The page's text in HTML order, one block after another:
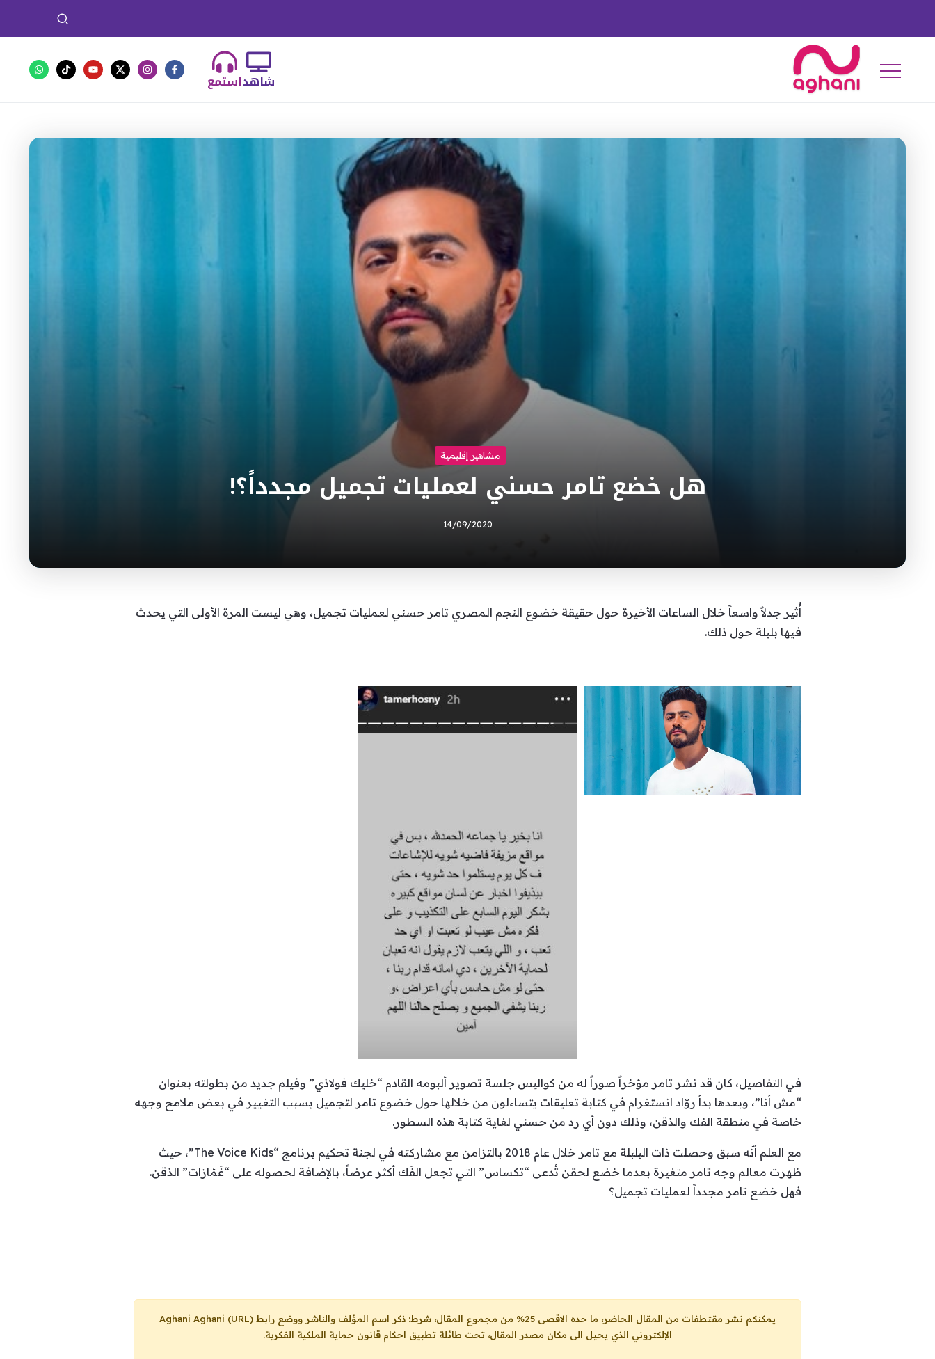
استمعشاهد
مشاهير إقليمية
هل خضع تامر حسني لعمليات تجميل مجدداً؟!
14/09/2020
أُثير جدلاً واسعاً خلال الساعات الأخيرة حول حقيقة خضوع النجم المصري تامر حسني لعمليات تجميل، وهي ليست المرة الأولى التي يحدث
فيها بلبلة حول ذلك.
في التفاصيل، كان قد نشر تامر مؤخراً صوراً له من كواليس جلسة تصوير ألبومه القادم “خليك فولاذي” وفيلم جديد من بطولته بعنوان
“مش أنا”، وبعدها بدأ روّاد انستغرام في كتابة تعليقات يتساءلون من خلالها حول خضوع تامر لتجميل بسبب التغيير في بعض ملامح وجهه
خاصة في منطقة الفك والذقن، وذلك دون أي رد من حسني لغاية كتابة هذه السطور.
مع العلم أنّه سبق وحصلت ذات البلبلة مع تامر خلال عام 2018 بالتزامن مع مشاركته في لجنة تحكيم برنامج “The Voice Kids”، حيث
ظهرت معالم وجه تامر متغيرة بعدما خضع لحقن تُدعى “تكساس” التي تجعل الفَك أكثر عرضاً، بالإضافة لحصوله على “غَمّازات” الذقن.
فهل خضع تامر مجدداً لعمليات تجميل؟
يمكنكم نشر مقتطفات من المقال الحاضر، ما حده الاقصى 25% من مجموع المقال، شرط: ذكر اسم المؤلف والناشر ووضع رابط
Aghani Aghani (URL)
الإلكتروني الذي يحيل الى مكان مصدر المقال، تحت طائلة تطبيق احكام قانون حماية الملكية الفكرية.